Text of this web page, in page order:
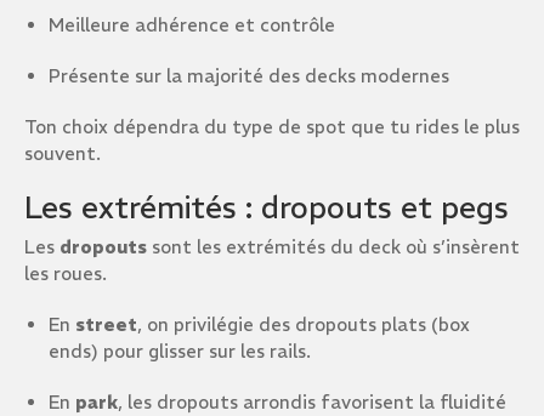
Meilleure adhérence et contrôle
Présente sur la majorité des decks modernes
Ton choix dépendra du type de spot que tu rides le plus
souvent.
Les extrémités : dropouts et pegs
Les dropouts sont les extrémités du deck où s’insèrent
les roues.
En street, on privilégie des dropouts plats (box
ends) pour glisser sur les rails.
En park, les dropouts arrondis favorisent la fluidité